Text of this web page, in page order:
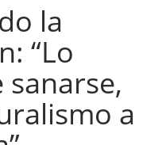
la
“Lo
a